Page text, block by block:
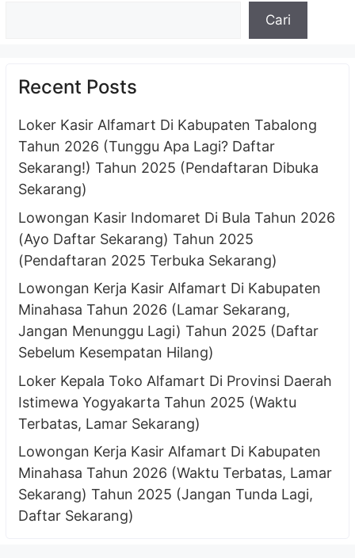
Cari
Recent Posts
Loker Kasir Alfamart Di Kabupaten Tabalong
Tahun 2026 (Tunggu Apa Lagi? Daftar
Sekarang!) Tahun 2025 (Pendaftaran Dibuka
Sekarang)
Lowongan Kasir Indomaret Di Bula Tahun 2026
(Ayo Daftar Sekarang) Tahun 2025
(Pendaftaran 2025 Terbuka Sekarang)
Lowongan Kerja Kasir Alfamart Di Kabupaten
Minahasa Tahun 2026 (Lamar Sekarang,
Jangan Menunggu Lagi) Tahun 2025 (Daftar
Sebelum Kesempatan Hilang)
Loker Kepala Toko Alfamart Di Provinsi Daerah
Istimewa Yogyakarta Tahun 2025 (Waktu
Terbatas, Lamar Sekarang)
Lowongan Kerja Kasir Alfamart Di Kabupaten
Minahasa Tahun 2026 (Waktu Terbatas, Lamar
Sekarang) Tahun 2025 (Jangan Tunda Lagi,
Daftar Sekarang)